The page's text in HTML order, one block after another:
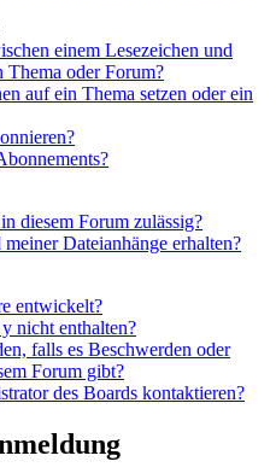
einem Lesezeichen und
Thema oder Forum?
auf ein Thema setzen oder ein
diesem Forum zulässig?
Dateianhänge erhalten?
entwickelt?
nicht enthalten?
falls es Beschwerden oder
Forum gibt?
des Boards kontaktieren?